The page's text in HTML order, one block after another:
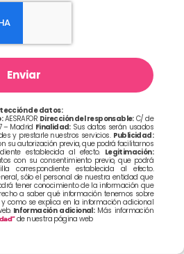
Enviar
de datos:
AESRAFOR Dirección del responsable:C/ de
– Madrid Finalidad:Sus datos serán usados
y prestarle nuestros servicios. Publicidad:
su autorización previa, que podrá facilitarnos
establecida al efecto. Legitimación:
con su consentimiento previo, que podrá
correspondiente establecida al efecto.
sólo el personal de nuestra entidad que
tener conocimiento de la información que
a saber qué información tenemos sobre
como se explica en la información adicional
Información adicional:Más información
de nuestra página web